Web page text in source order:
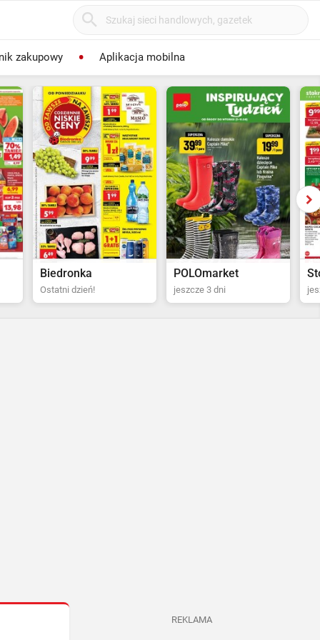
zakupowy Aplikacja mobilna
POLOmarket
jeszcze 3 dni jeszcze 4 dni za
REKLAMA